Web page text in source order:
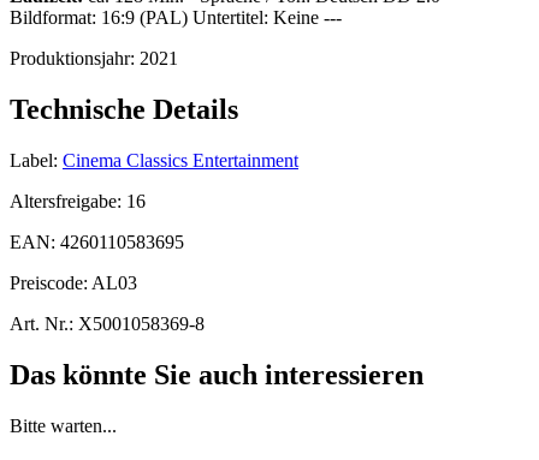
Bildformat: 16:9 (PAL) Untertitel: Keine ---
Produktionsjahr: 2021
Technische Details
Label: Cinema Classics Entertainment
Altersfreigabe: 16
EAN: 4260110583695
Preiscode: AL03
Art. Nr.: X5001058369-8
Das könnte Sie auch interessieren
Bitte warten...